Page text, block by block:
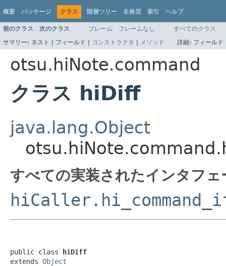
概要 パッケージ クラス 階層ツリー 非推奨 索引 ヘルプ
前のクラス 次のクラス フレーム フレームなし
すべてのクラス
サマリー: ネスト | フィールド | コンストラクタ | メソッド 詳細: フィール
otsu.hiNote.command
クラス hiDiff
java.lang.Object
すべての実装されたインタフ
public class hiDiff
extends Object